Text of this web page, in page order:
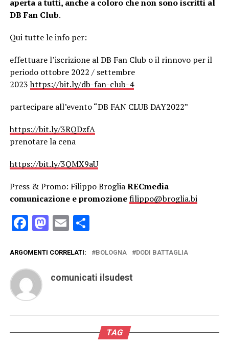
aperta a tutti, anche a coloro che non sono iscritti al
DB Fan Club.
Qui tutte le info per:
effettuare l’iscrizione al DB Fan Club o il rinnovo per il
periodo ottobre 2022 / settembre
2023https://bit.ly/db-fan-club-4
partecipare all’evento “DB FAN CLUB DAY2022”
https://bit.ly/3RQDzfA
prenotare la cena
https://bit.ly/3QMX9aU
Press & Promo: Filippo BrogliaRECmedia
comunicazione e promozionefilippo@broglia.bi
Facebook
Mastodon
Email
ARGOMENTI CORRELATI: BOLOGNA DODI BATTAGLIA
comunicati ilsudest
TAG